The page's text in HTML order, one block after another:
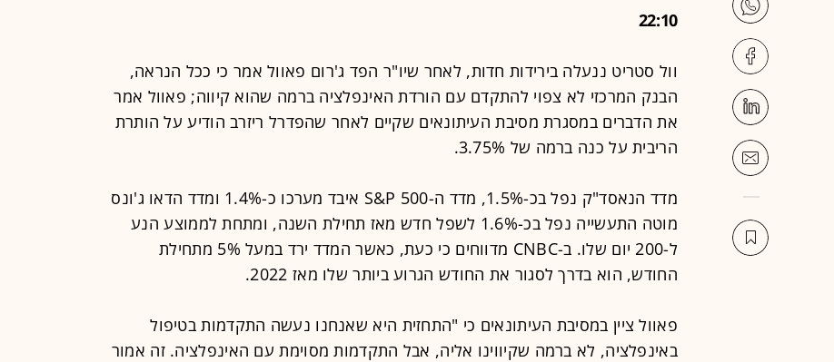
22:10
וול סטריט ננעלה בירידות חדות, לאחר שיו"ר הפד ג'רום פאוול אמר כי ככל הנראה,
הבנק המרכזי לא צפוי להתקדם עם הורדת האינפלציה ברמה שהוא קיווה; פאוול אמר
את הדברים במסגרת מסיבת העיתונאים שקיים לאחר שהפדרל ריזרב הודיע על הותרת
הריבית על כנה ברמה של 3.75%.
מדד הנאסד"ק נפל בכ-1.5%, מדד ה-S&P 500 איבד מערכו כ-1.4% ומדד הדאו ג'ונס
מוטה התעשייה נפל בכ-1.6% לשפל חדש מאז תחילת השנה, ומתחת לממוצע הנע
ל-200 יום שלו. ב-CNBC מדווחים כי כעת, כאשר המדד ירד במעל 5% מתחילת
החודש, הוא בדרך לסגור את החודש הגרוע ביותר שלו מאז 2022.
פאוול ציין במסיבת העיתונאים כי "התחזית היא שאנחנו נעשה התקדמות בטיפול
באינפלציה, לא ברמה שקיווינו אליה, אבל התקדמות מסוימת עם האינפלציה. זה אמור